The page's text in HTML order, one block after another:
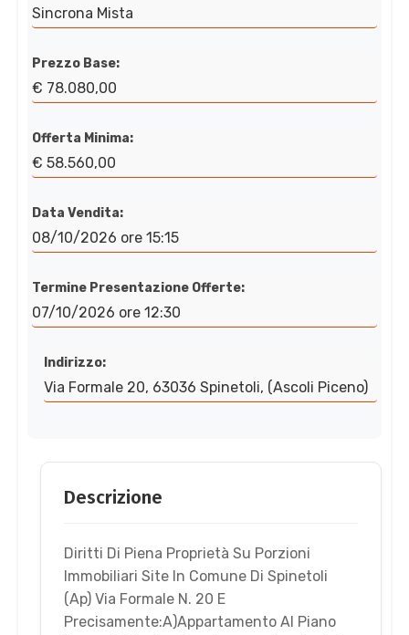
Sincrona Mista
Prezzo Base:
€ 78.080,00
Offerta Minima:
€ 58.560,00
Data Vendita:
08/10/2026 ore 15:15
Termine Presentazione Offerte:
07/10/2026 ore 12:30
Indirizzo:
Via Formale 20, 63036 Spinetoli, (Ascoli Piceno)
Descrizione
Diritti Di Piena Proprietà Su Porzioni
Immobiliari Site In Comune Di Spinetoli
(Ap) Via Formale N. 20 E
Precisamente:A)Appartamento Al Piano